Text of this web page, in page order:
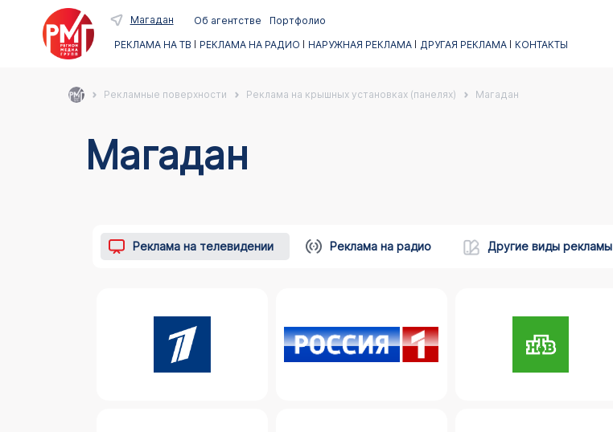
Магадан Об агентстве
Портфолио
РЕКЛАМА НА ТВ
РЕКЛАМА НА РАДИО НАРУЖНАЯ РЕКЛАМА ДРУГАЯ РЕКЛАМА КОНТАКТЫ
Рекламные поверхности Реклама на крышных установках (панелях) Магадан
Магадан
Реклама на телевидении Реклама на радио Другие виды рекламы